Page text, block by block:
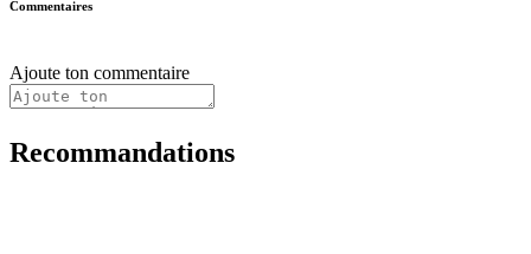
Commentaires
Ajoute ton commentaire
Recommandations